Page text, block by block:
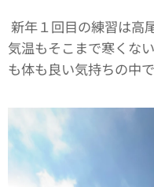
新年１回目の練習は高
気温もそこまで寒くな
も体も良い気持ちの中